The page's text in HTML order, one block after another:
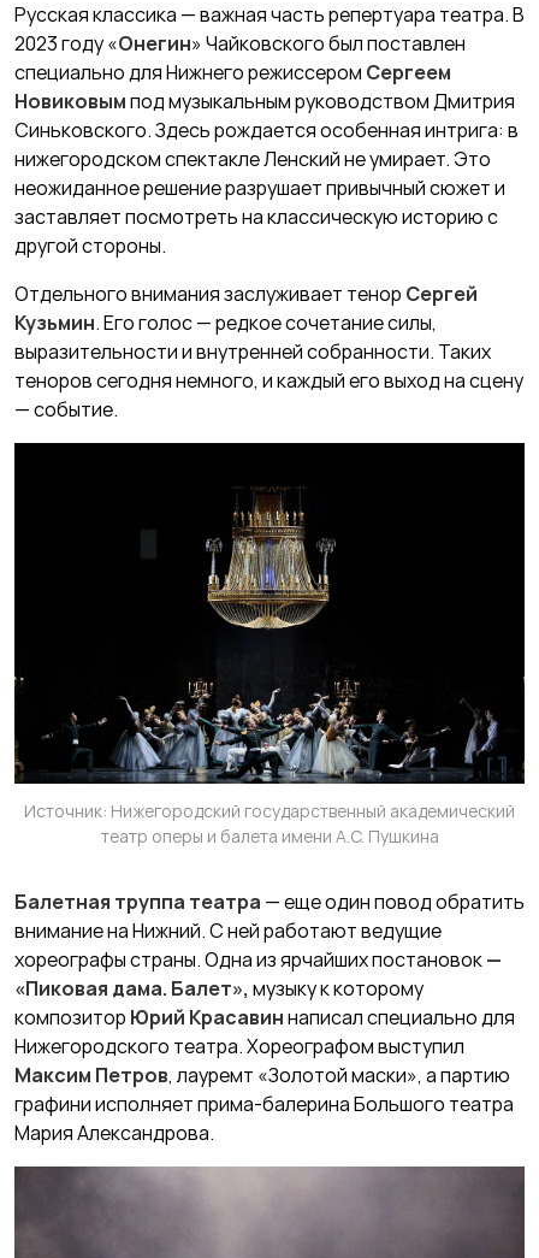
Русская классика — важная часть репертуара театра. В
2023 году «Онегин» Чайковского был поставлен
специально для Нижнего режиссером Сергеем
Новиковымпод музыкальным руководством Дмитрия
Синьковского. Здесь рождается особенная интрига: в
нижегородском спектакле Ленский не умирает. Это
неожиданное решение разрушает привычный сюжет и
заставляет посмотреть на классическую историю с
другой стороны.
Отдельного внимания заслуживает тенор Сергей
Кузьмин. Его голос — редкое сочетание силы,
выразительности и внутренней собранности. Таких
теноров сегодня немного, и каждый его выход на сцену
— событие.
Источник: Нижегородский государственный академический
театр оперы и балета имени А.С. Пушкина
Балетная труппа театра — еще один повод обратить
внимание на Нижний. С ней работают ведущие
хореографы страны. Одна из ярчайших постановок—
«Пиковая дама. Балет», музыку к которому
композитор Юрий Красавиннаписал специально для
Нижегородского театра. Хореографом выступил
Максим Петров, лауремт «Золотой маски», а партию
графини исполняет прима-балерина Большого театра
Мария Александрова.